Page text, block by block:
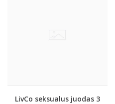
LivCo seksualus juodas 3